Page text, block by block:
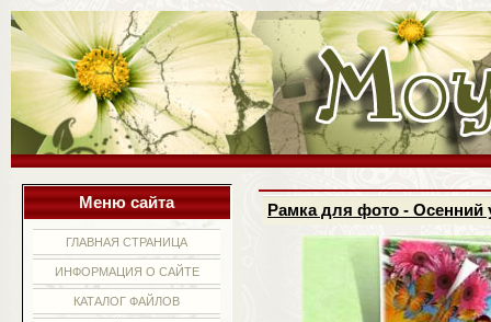
Меню сайта
ГЛАВНАЯ СТРАНИЦА
ИНФОРМАЦИЯ О САЙТЕ
КАТАЛОГ ФАЙЛОВ
Рамка для фото - Осенний